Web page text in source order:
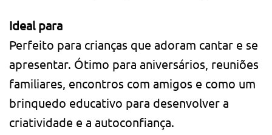
Ideal para
Perfeito para crianças que adoram cantar e se
apresentar. Ótimo para aniversários, reuniões
familiares, encontros com amigos e como um
brinquedo educativo para desenvolver a
criatividade e a autoconfiança.